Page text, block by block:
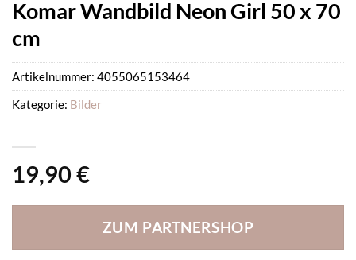
Komar Wandbild Neon Girl 50 x 70
cm
19,90 €
ZUM PARTNERSHOP
Artikelnummer: 4055065153464
Kategorie: Bilder